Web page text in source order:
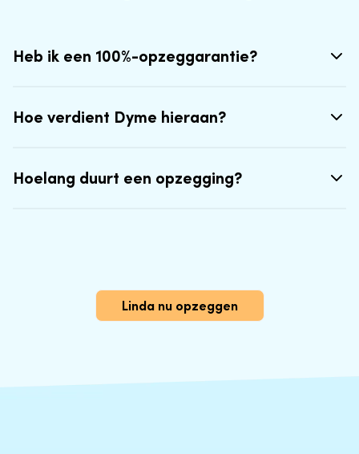
Heb ik een 100%-opzeggarantie?
Hoe verdient Dyme hieraan?
Hoelang duurt een opzegging?
Linda nu opzeggen